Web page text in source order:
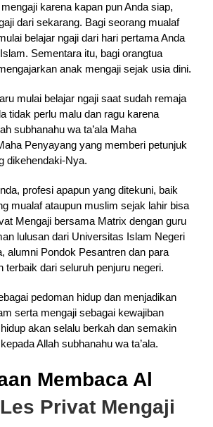
karena kapan pun Anda siap,
dari sekarang. Bagi seorang mualaf
belajar ngaji dari hari pertama Anda
Sementara itu, bagi orangtua
anak mengaji sejak usia dini.
mulai belajar ngaji saat sudah remaja
tidak perlu malu dan ragu karena
subhanahu wa ta’ala Maha
Penyayang yang memberi petunjuk
dikehendaki-Nya.
profesi apapun yang ditekuni, baik
mualaf ataupun muslim sejak lahir bisa
Mengaji bersama Matrix dengan guru
lulusan dari Universitas Islam Negeri
alumni Pondok Pesantren dan para
terbaik dari seluruh penjuru negeri.
pedoman hidup dan menjadikan
serta mengaji sebagai kewajiban
akan selalu berkah dan semakin
Allah subhanahu wa ta’ala.
Membaca Al
Les Privat Mengaji